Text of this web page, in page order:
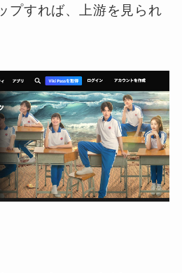
プすれば、上游を見られ